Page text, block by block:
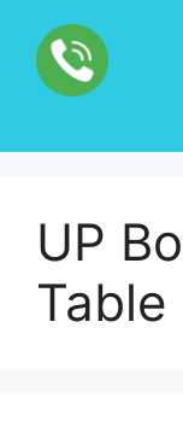
content
UP